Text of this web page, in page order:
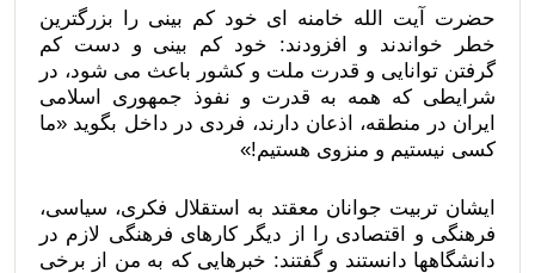
حضرت آیت الله خامنه ای خود کم بینی را بزرگترین
خطر خواندند و افزودند: خود کم بینی و دست کم
گرفتن توانایی و قدرت ملت و کشور باعث می شود، در
شرایطی که همه به قدرت و نفوذ جمهوری اسلامی
ایران در منطقه، اذعان دارند، فردی در داخل بگوید «ما
کسی نیستیم و منزوی هستیم!»
ایشان تربیت جوانان معقتد به استقلال فکری، سیاسی،
فرهنگی و اقتصادی را از دیگر کارهای فرهنگی لازم در
دانشگاهها دانستند و گفتند: خبرهایی که به من از برخی